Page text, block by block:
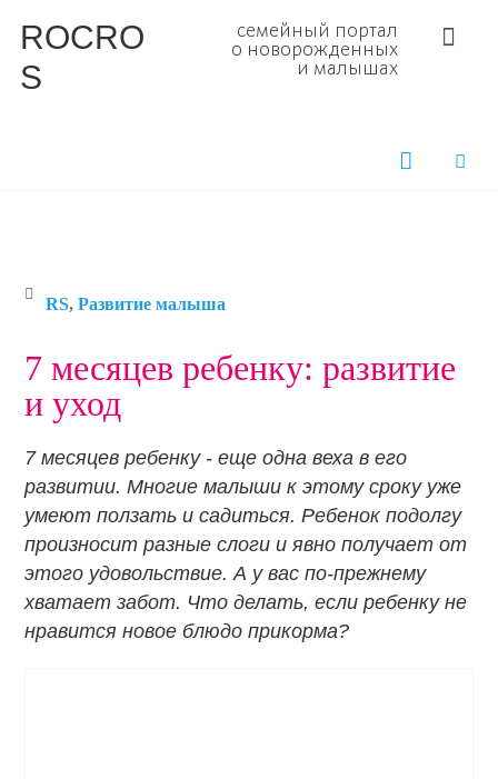
ROCRO
S
семейный портал
о новорожденных
и малышах
RS,Развитие малыша
7 месяцев ребенку: развитие
и уход
7 месяцев ребенку - еще одна веха в его
развитии. Многие малыши к этому сроку уже
умеют ползать и садиться. Ребенок подолгу
произносит разные слоги и явно получает от
этого удовольствие. А у вас по-прежнему
хватает забот. Что делать, если ребенку не
нравится новое блюдо прикорма?